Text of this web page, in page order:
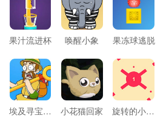
果汁流进杯 唤醒小象 果冻球逃脱
埃及寻宝之旅 小花猫回家 旋转的小红点